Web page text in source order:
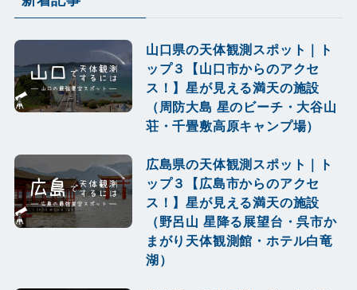
山口県の天体観測スポット｜ト
ップ３【山口市からのアクセ
ス！】星が見える満天の施設
（周防大島 星のビーチ・大谷山
荘・千畳敷高原キャンプ場）
広島県の天体観測スポット｜ト
ップ３【広島市からのアクセ
ス！】星が見える満天の施設
（野呂山 星降る展望台・呉市か
まがり天体観測館・ホテル白竜
湖）